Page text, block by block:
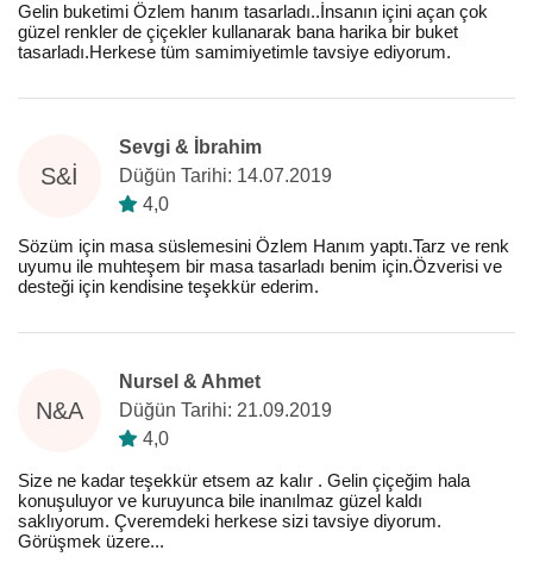
Gelin buketimi Özlem hanım tasarladı..İnsanın içini açan çok
güzel renkler de çiçekler kullanarak bana harika bir buket
tasarladı.Herkese tüm samimiyetimle tavsiye ediyorum.
S&İ
Sevgi & İbrahim
Düğün Tarihi: 14.07.2019
4,0
Sözüm için masa süslemesini Özlem Hanım yaptı.Tarz ve renk
uyumu ile muhteşem bir masa tasarladı benim için.Özverisi ve
desteği için kendisine teşekkür ederim.
N&A
Nursel & Ahmet
Düğün Tarihi: 21.09.2019
4,0
Size ne kadar teşekkür etsem az kalır . Gelin çiçeğim hala
konuşuluyor ve kuruyunca bile inanılmaz güzel kaldı
saklıyorum. Çveremdeki herkese sizi tavsiye diyorum.
Görüşmek üzere...